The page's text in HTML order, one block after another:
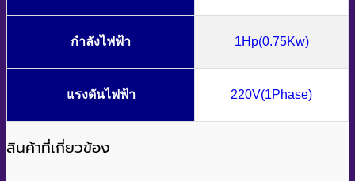
กำลังไฟฟ้า 1Hp(0.75Kw)
แรงดันไฟฟ้า 220V(1Phase)
สินค้าที่เกี่ยวข้อง